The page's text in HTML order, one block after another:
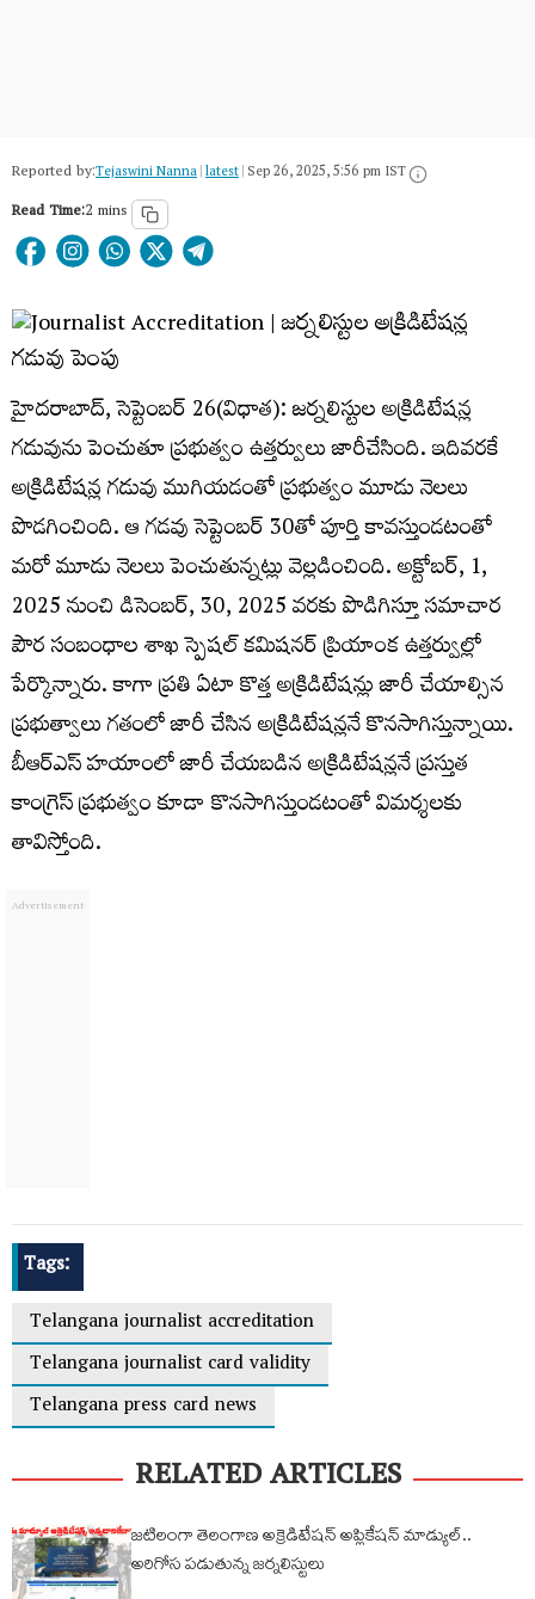
Reported by:Tejaswini Nanna|latest|Sep 26, 2025, 5:56 pm IST
Read Time:2 mins
హైదరాబాద్, సెప్టెంబర్ 26(విధాత): జర్నలిస్టుల అక్రిడిటేషన్ల
గడువును పెంచుతూ ప్రభుత్వం ఉత్తర్వులు జారీచేసింది. ఇదివరకే
అక్రిడిటేషన్ల గడువు ముగియడంతో ప్రభుత్వం మూడు నెలలు
పొడగించింది. ఆ గడవు సెప్టెంబర్ 30తో పూర్తి కావస్తుండటంతో
మరో మూడు నెలలు పెంచుతున్నట్లు వెల్లడించింది. అక్టోబర్, 1,
2025 నుంచి డిసెంబర్, 30, 2025 వరకు పొడిగిస్తూ సమాచార
పౌర సంబంధాల శాఖ స్పెషల్ కమిషనర్ ప్రియాంక ఉత్తర్వుల్లో
పేర్కొన్నారు. కాగా ప్రతి ఏటా కొత్త అక్రిడిటేషన్లు జారీ చేయాల్సిన
ప్రభుత్వాలు గతంలో జారీ చేసిన అక్రిడిటేషన్లనే కొనసాగిస్తున్నాయి.
బీఆర్ఎస్ హయాంలో జారీ చేయబడిన అక్రిడిటేషన్లనే ప్రస్తుత
కాంగ్రెస్ ప్రభుత్వం కూడా కొనసాగిస్తుండటంతో విమర్శలకు
తావిస్తోంది.
Tags:
Telangana journalist accreditation
Telangana journalist card validity
Telangana press card news
RELATED ARTICLES
జటిలంగా తెలంగాణ అక్రెడిటేషన్ అప్లికేషన్ మాడ్యుల్..
అరిగోస పడుతున్న జర్నలిస్టులు